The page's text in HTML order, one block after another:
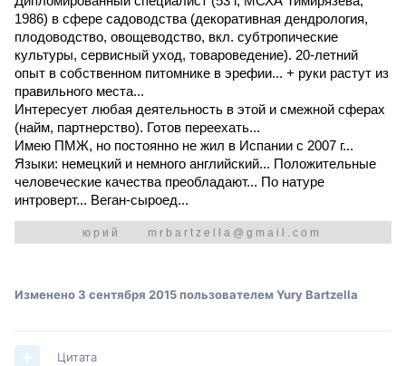
1986) в сфере садоводства (декоративная дендрология,
плодоводство, овощеводство, вкл. субтропические
культуры, сервисный уход, товароведение). 20-летний
опыт в собственном питомнике в эрефии... + руки растут из
правильного места...
Интересует любая деятельность в этой и смежной сферах
(найм, партнерство). Готов переехать...
Имею ПМЖ, но постоянно не жил в Испании с 2007 г...
Языки: немецкий и немного английский... Положительные
человеческие качества преобладают... По натуре
интроверт... Веган-сыроед...
юрий mrbartzella@gmail.com
Изменено3 сентября 2015пользователем Yury Bartzella
Цитата